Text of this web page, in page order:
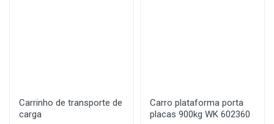
Carrinho de transporte de
carga
Carro plataforma porta
placas 900kg WK 602360